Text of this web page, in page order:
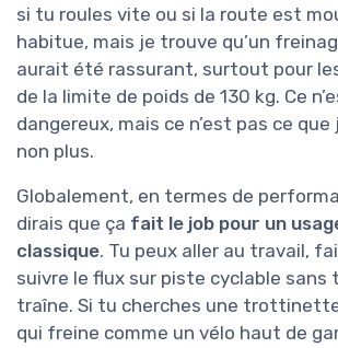
si tu roules vite ou si la route est
habitue, mais je trouve qu’un
aurait été rassurant, surtout pour
de la limite de poids de 130 kg. Ce
dangereux, mais ce n’est pas ce que
non plus.
Globalement, en termes de
dirais que ça fait le job pour un
classique. Tu peux aller au travail,
suivre le flux sur piste cyclable sans
traîne. Si tu cherches une
qui freine comme un vélo haut de